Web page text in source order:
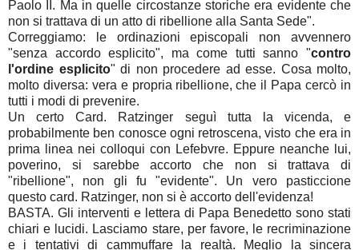
Paolo II. Ma in quelle circostanze storiche era evidente che
non si trattava di un atto di ribellione alla Santa Sede".
Correggiamo: le ordinazioni episcopali non avvennero
"senza accordo esplicito", ma come tutti sanno "contro
l'ordine esplicito" di non procedere ad esse. Cosa molto,
molto diversa: vera e propria ribellione, che il Papa cercò in
tutti i modi di prevenire.
Un certo Card. Ratzinger seguì tutta la vicenda, e
probabilmente ben conosce ogni retroscena, visto che era in
prima linea nei colloqui con Lefebvre. Eppure neanche lui,
poverino, si sarebbe accorto che non si trattava di
"ribellione", non gli fu "evidente". Un vero pasticcione
questo card. Ratzinger, non si è accorto dell'evidenza!
BASTA. Gli interventi e lettera di Papa Benedetto sono stati
chiari e lucidi. Lasciamo stare, per favore, le recriminazione
e i tentativi di cammuffare la realtà. Meglio la sincera